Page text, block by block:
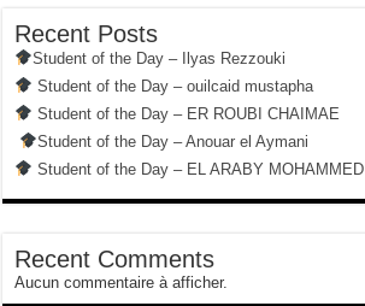
Recent Posts
Student of the Day – Ilyas Rezzouki
Student of the Day – ouilcaid mustapha
Student of the Day – ER ROUBI CHAIMAE
Student of the Day – Anouar el Aymani
Student of the Day – EL ARABY MOHAMMED
Recent Comments
Aucun commentaire à afficher.